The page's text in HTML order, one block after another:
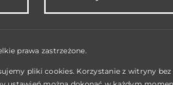
prawa zastrzeżone.
pliki cookies. Korzystanie z witryny